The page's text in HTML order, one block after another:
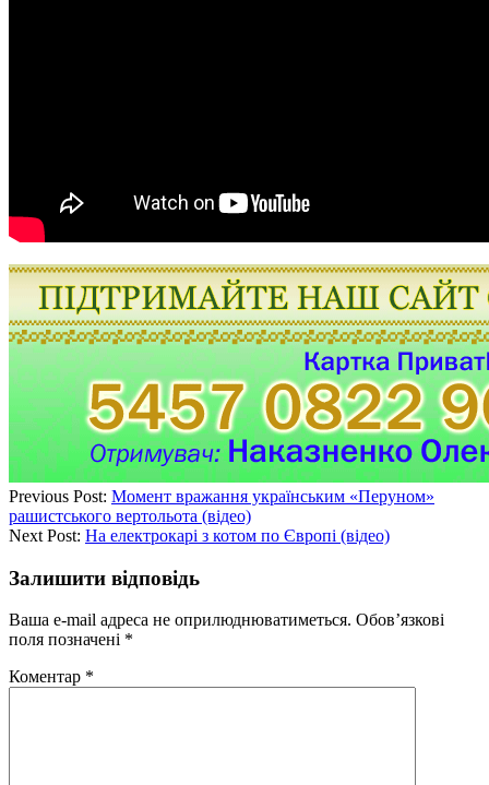
Previous Post: Момент вражання українським «Перуном»
рашистського вертольота (відео)
Next Post: На електрокарі з котом по Європі (відео)
Залишити відповідь
Ваша e-mail адреса не оприлюднюватиметься. Обов’язкові
поля позначені *
Коментар *